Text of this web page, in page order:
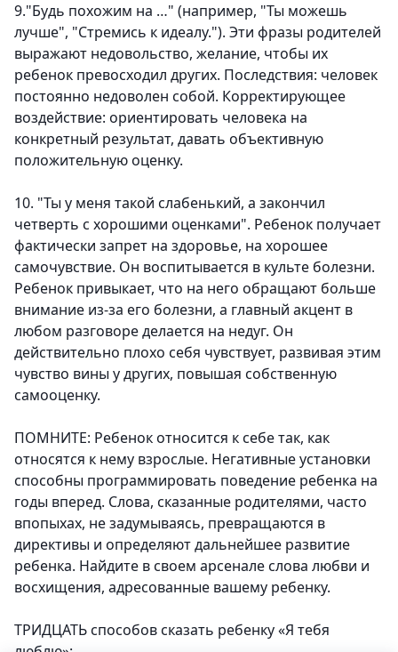
9."Будь похожим на …" (например, "Ты можешь
лучше", "Стремись к идеалу."). Эти фразы родителей
выражают недовольство, желание, чтобы их
ребенок превосходил других. Последствия: человек
постоянно недоволен собой. Корректирующее
воздействие: ориентировать человека на
конкретный результат, давать объективную
положительную оценку.
10. "Ты у меня такой слабенький, а закончил
четверть с хорошими оценками". Ребенок получает
фактически запрет на здоровье, на хорошее
самочувствие. Он воспитывается в культе болезни.
Ребенок привыкает, что на него обращают больше
внимание из-за его болезни, а главный акцент в
любом разговоре делается на недуг. Он
действительно плохо себя чувствует, развивая этим
чувство вины у других, повышая собственную
самооценку.
ПОМНИТЕ: Ребенок относится к себе так, как
относятся к нему взрослые. Негативные установки
способны программировать поведение ребенка на
годы вперед. Слова, сказанные родителями, часто
впопыхах, не задумываясь, превращаются в
директивы и определяют дальнейшее развитие
ребенка. Найдите в своем арсенале слова любви и
восхищения, адресованные вашему ребенку.
ТРИДЦАТЬ способов сказать ребенку «Я тебя